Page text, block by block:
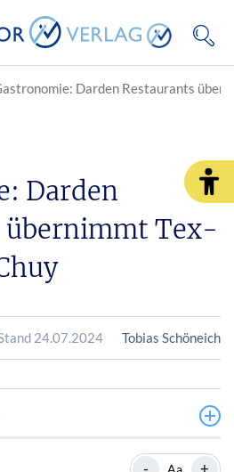
Darden Restaurants
Darden
übernimmt Tex-
24.07.2024 Tobias Schöneich
Betreiber im